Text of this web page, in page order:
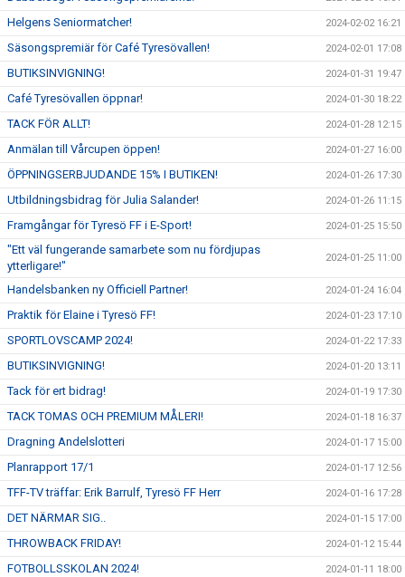
Helgens Seniormatcher! 2024-02-02 16:21
Säsongspremiär för Café Tyresövallen! 2024-02-01 17:08
BUTIKSINVIGNING! 2024-01-31 19:47
Café Tyresövallen öppnar! 2024-01-30 18:22
TACK FÖR ALLT! 2024-01-28 12:15
Anmälan till Vårcupen öppen! 2024-01-27 16:00
ÖPPNINGSERBJUDANDE 15% I BUTIKEN! 2024-01-26 17:30
Utbildningsbidrag för Julia Salander! 2024-01-26 11:15
Framgångar för Tyresö FF i E-Sport! 2024-01-25 15:50
"Ett väl fungerande samarbete som nu fördjupas
ytterligare!"
2024-01-25 11:00
Handelsbanken ny Officiell Partner! 2024-01-24 16:04
Praktik för Elaine i Tyresö FF! 2024-01-23 17:10
SPORTLOVSCAMP 2024! 2024-01-22 17:33
BUTIKSINVIGNING! 2024-01-20 13:11
Tack för ert bidrag! 2024-01-19 17:30
TACK TOMAS OCH PREMIUM MÅLERI! 2024-01-18 16:37
Dragning Andelslotteri 2024-01-17 15:00
Planrapport 17/1 2024-01-17 12:56
TFF-TV träffar: Erik Barrulf, Tyresö FF Herr 2024-01-16 17:28
DET NÄRMAR SIG.. 2024-01-15 17:00
THROWBACK FRIDAY! 2024-01-12 15:44
FOTBOLLSSKOLAN 2024! 2024-01-11 18:00